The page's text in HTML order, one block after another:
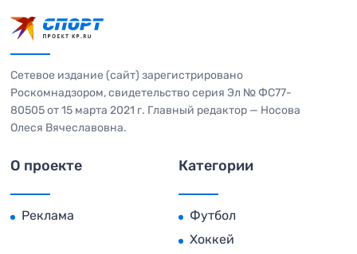
Сетевое издание (сайт) зарегистрировано
Роскомнадзором, свидетельство серия Эл № ФС77-
80505 от 15 марта 2021 г. Главный редактор — Носова
Олеся Вячеславовна.
О проекте
Реклама
Категории
Футбол
Хоккей